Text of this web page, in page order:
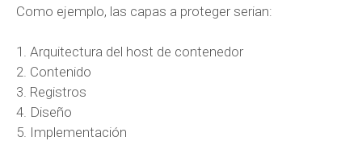
Como ejemplo, las capas a proteger serian:
1. Arquitectura del host de contenedor
2. Contenido
3. Registros
4. Diseño
5. Implementación